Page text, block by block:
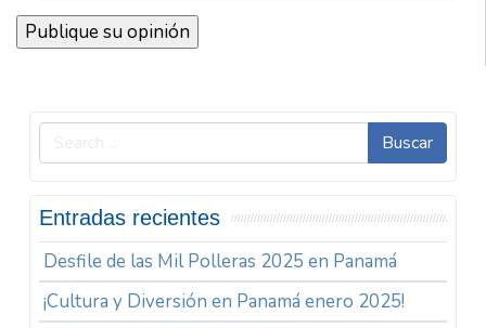
Buscar
Entradas recientes
Desfile de las Mil Polleras 2025 en Panamá
¡Cultura y Diversión en Panamá enero 2025!